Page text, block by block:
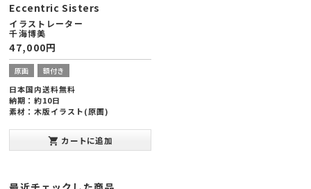
Eccentric Sisters
イラストレーター
千海博美
47,000円
原画 額付き
日本国内送料無料
納期：約10日
素材：木版イラスト(原画)
み20mm(太子版)
発表年：2013年10月
shopping_cart カートに追加